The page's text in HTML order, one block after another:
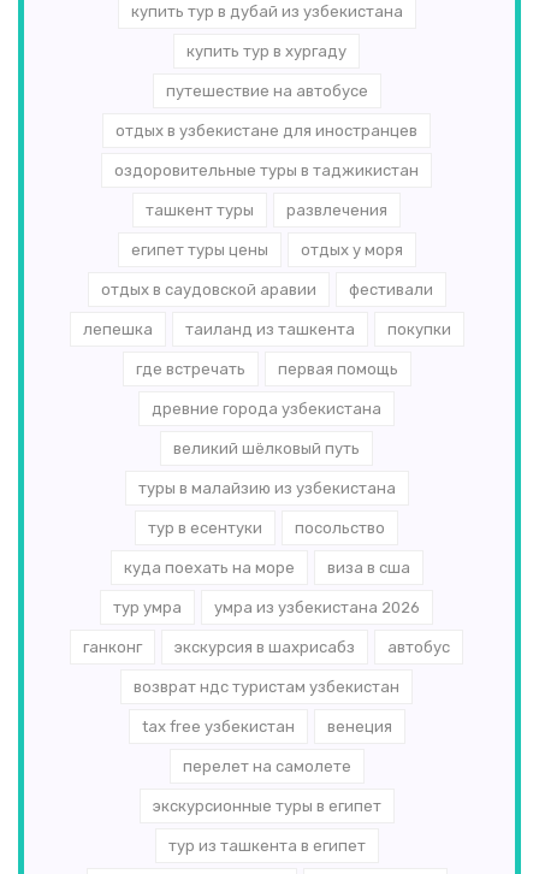
купить тур в дубай из узбекистана
купить тур в хургаду
путешествие на автобусе
отдых в узбекистане для иностранцев
оздоровительные туры в таджикистан
ташкент туры развлечения
египет туры цены отдых у моря
отдых в саудовской аравии фестивали
лепешка таиланд из ташкента покупки
где встречать первая помощь
древние города узбекистана
великий шёлковый путь
туры в малайзию из узбекистана
тур в есентуки посольство
куда поехать на море виза в сша
тур умра умра из узбекистана 2026
ганконг экскурсия в шахрисабз автобус
возврат ндс туристам узбекистан
tax free узбекистан венеция
перелет на самолете
экскурсионные туры в египет
тур из ташкента в египет